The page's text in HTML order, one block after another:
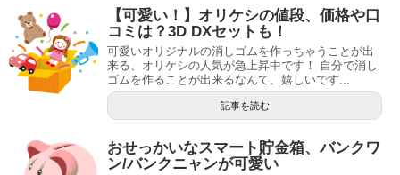
【可愛い！】オリケシの値段、価格や口
コミは？3D DXセットも！
可愛いオリジナルの消しゴムを作っちゃうことが出
来る、オリケシの人気が急上昇中です！ 自分で消し
ゴムを作ることが出来るなんて、嬉しいです...
記事を読む
おせっかいなスマート貯金箱、バンクワ
ン/バンクニャンが可愛い